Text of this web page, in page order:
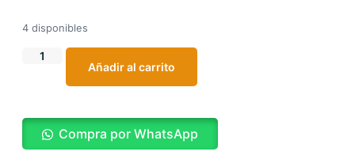
4 disponibles
Añadir al carrito
Compra por WhatsApp